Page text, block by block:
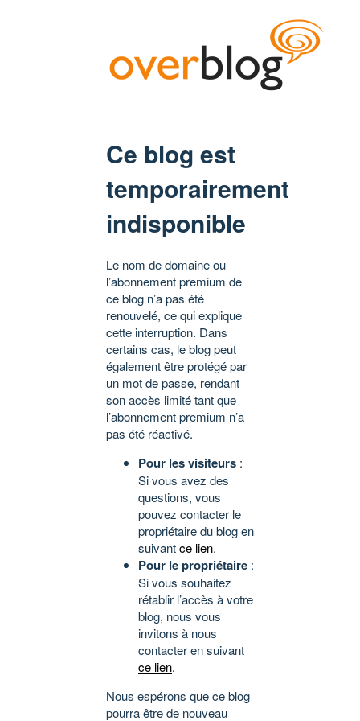
Ce blog est
temporairement
indisponible
Le nom de domaine ou
l’abonnement premium de
ce blog n’a pas été
renouvelé, ce qui explique
cette interruption. Dans
certains cas, le blog peut
également être protégé par
un mot de passe, rendant
son accès limité tant que
l’abonnement premium n’a
pas été réactivé.
Pour les visiteurs :
Si vous avez des
questions, vous
pouvez contacter le
propriétaire du blog en
suivantce lien.
Pour le propriétaire :
Si vous souhaitez
rétablir l’accès à votre
blog, nous vous
invitons à nous
contacter en suivant
ce lien.
Nous espérons que ce blog
pourra être de nouveau